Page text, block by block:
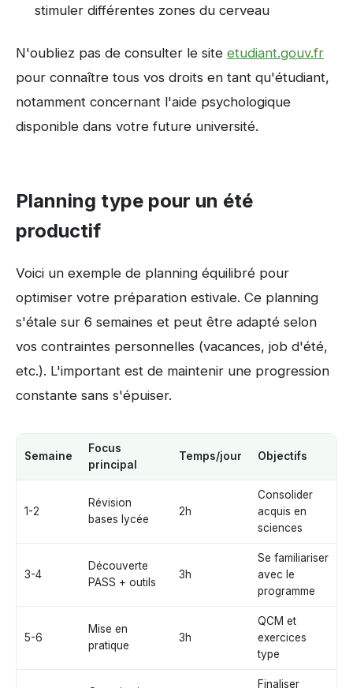
stimuler différentes zones du cerveau
N'oubliez pas de consulter le site etudiant.gouv.fr
pour connaître tous vos droits en tant qu'étudiant,
notamment concernant l'aide psychologique
disponible dans votre future université.
Planning type pour un été
productif
Voici un exemple de planning équilibré pour
optimiser votre préparation estivale. Ce planning
s'étale sur 6 semaines et peut être adapté selon
vos contraintes personnelles (vacances, job d'été,
etc.). L'important est de maintenir une progression
constante sans s'épuiser.
Semaine
Focus
principal
Temps/jour Objectifs
1-2
Révision
bases lycée
2h
Consolider
acquis en
sciences
3-4
Découverte
PASS + outils
3h
Se familiariser
avec le
programme
5-6
Mise en
pratique
3h
QCM et
exercices
type
Finaliser